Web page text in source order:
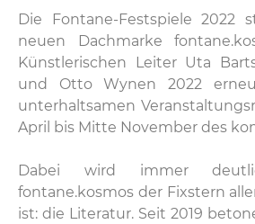
Die Fontane-Festspiele 2022
neuen Dachmarke
Künstlerischen Leiter Uta
und Otto Wynen 2022
unterhaltsamen
April bis Mitte November des
Dabei wird immer
fontane.kosmos der Fixstern
ist: die Literatur. Seit 2019